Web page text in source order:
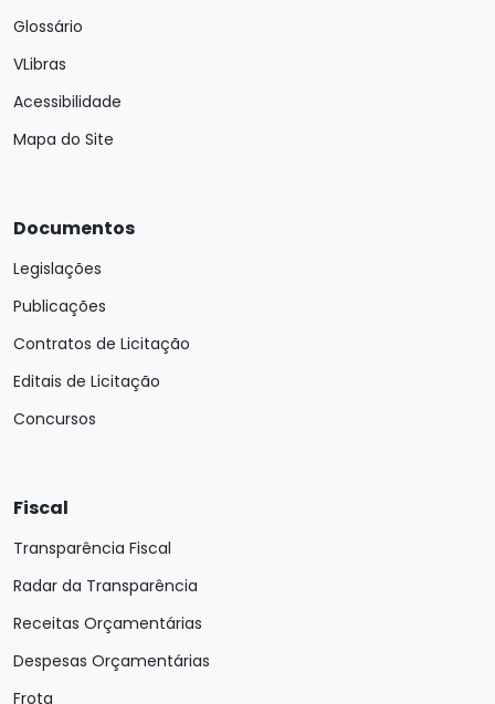
Glossário
VLibras
Acessibilidade
Mapa do Site
Documentos
Legislações
Publicações
Contratos de Licitação
Editais de Licitação
Concursos
Fiscal
Transparência Fiscal
Radar da Transparência
Receitas Orçamentárias
Despesas Orçamentárias
Frota